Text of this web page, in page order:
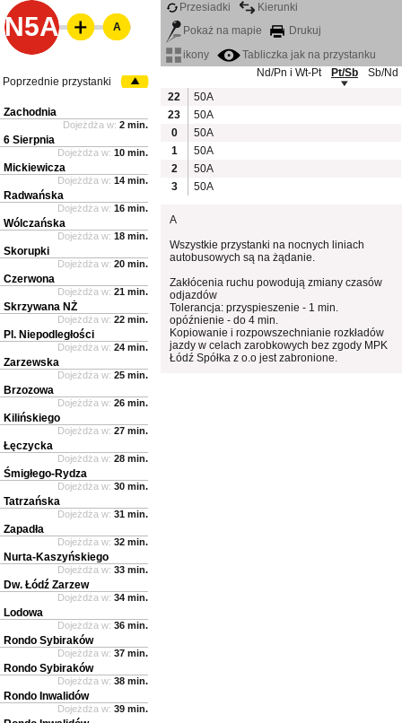
N5A
Przesiadki
Kierunki
Pokaż na mapie
Drukuj
ikony
Tabliczka jak na przystanku
Nd/Pn i Wt-Pt
Pt/Sb
Sb/Nd
22
50A
23
50A
0
50A
1
50A
2
50A
3
50A
A
Wszystkie przystanki na nocnych liniach
autobusowych są na żądanie.
Zakłócenia ruchu powodują zmiany czasów
odjazdów
Tolerancja: przyspieszenie - 1 min.
opóźnienie - do 4 min.
Kopiowanie i rozpowszechnianie rozkładów
jazdy w celach zarobkowych bez zgody MPK
Łódź Spółka z o.o jest zabronione.
A
Poprzednie przystanki
Zachodnia
Dojeżdża w: 2 min.
6 Sierpnia
Dojeżdża w: 10 min.
Mickiewicza
Dojeżdża w: 14 min.
Radwańska
Dojeżdża w: 16 min.
Wólczańska
Dojeżdża w: 18 min.
Skorupki
Dojeżdża w: 20 min.
Czerwona
Dojeżdża w: 21 min.
Skrzywana NŻ
Dojeżdża w: 22 min.
Pl. Niepodległości
Dojeżdża w: 24 min.
Zarzewska
Dojeżdża w: 25 min.
Brzozowa
Dojeżdża w: 26 min.
Kilińskiego
Dojeżdża w: 27 min.
Łęczycka
Dojeżdża w: 28 min.
Śmigłego-Rydza
Dojeżdża w: 30 min.
Tatrzańska
Dojeżdża w: 31 min.
Zapadła
Dojeżdża w: 32 min.
Nurta-Kaszyńskiego
Dojeżdża w: 33 min.
Dw. Łódź Zarzew
Dojeżdża w: 34 min.
Lodowa
Dojeżdża w: 36 min.
Rondo Sybiraków
Dojeżdża w: 37 min.
Rondo Sybiraków
Dojeżdża w: 38 min.
Rondo Inwalidów
Dojeżdża w: 39 min.